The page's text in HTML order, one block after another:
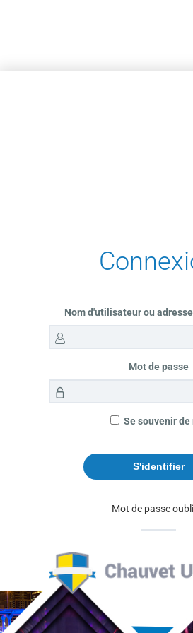
Nom d'utilisateur ou
Mot de passe
Se souvenir de
Mot de passe